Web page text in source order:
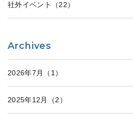
社外イベント （22）
Archives
2026年7月 （1）
2025年12月 （2）